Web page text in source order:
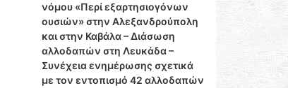
νόμου «Περί εξαρτησιογόνων
ουσιών» στην Αλεξανδρούπολη
και στην Καβάλα – Διάσωση
αλλοδαπών στη Λευκάδα –
Συνέχεια ενημέρωσης σχετικά
με τον εντοπισμό 42 αλλοδαπών